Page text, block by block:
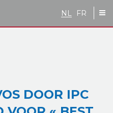
NL FR
DOOR IPC